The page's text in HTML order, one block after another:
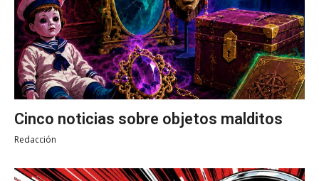
Cinco noticias sobre objetos malditos
Redacción